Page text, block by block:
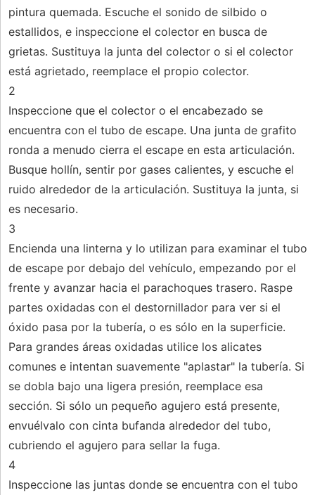
pintura quemada. Escuche el sonido de silbido o
estallidos, e inspeccione el colector en busca de
grietas. Sustituya la junta del colector o si el colector
está agrietado, reemplace el propio colector.
2
Inspeccione que el colector o el encabezado se
encuentra con el tubo de escape. Una junta de grafito
ronda a menudo cierra el escape en esta articulación.
Busque hollín, sentir por gases calientes, y escuche el
ruido alrededor de la articulación. Sustituya la junta, si
es necesario.
3
Encienda una linterna y lo utilizan para examinar el tubo
de escape por debajo del vehículo, empezando por el
frente y avanzar hacia el parachoques trasero. Raspe
partes oxidadas con el destornillador para ver si el
óxido pasa por la tubería, o es sólo en la superficie.
Para grandes áreas oxidadas utilice los alicates
comunes e intentan suavemente "aplastar" la tubería. Si
se dobla bajo una ligera presión, reemplace esa
sección. Si sólo un pequeño agujero está presente,
envuélvalo con cinta bufanda alrededor del tubo,
cubriendo el agujero para sellar la fuga.
4
Inspeccione las juntas donde se encuentra con el tubo